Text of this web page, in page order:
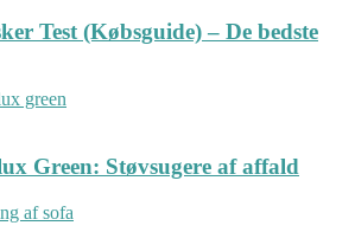
Test (Købsguide) – De bedste
Green: Støvsugere af affald